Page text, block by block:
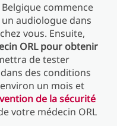
commence
un audiologue dans
vous. Ensuite,
ORL pour obtenir
de tester
des conditions
un mois et
de la sécurité
votre médecin ORL